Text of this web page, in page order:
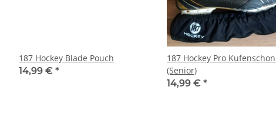
187 Hockey Blade Pouch
14,99 € *
187 Hockey Pro
(Senior)
14,99 € *